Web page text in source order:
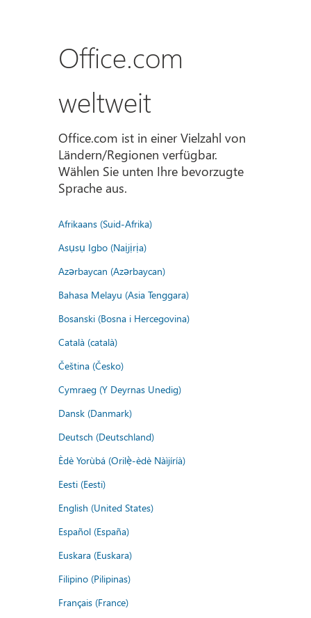
Office.com
weltweit
Office.com ist in einer Vielzahl von
Ländern/Regionen verfügbar.
Wählen Sie unten Ihre bevorzugte
Sprache aus.
Afrikaans (Suid-Afrika)
Asụsụ Igbo (Naịjịrịa)
Azərbaycan (Azərbaycan)
Bahasa Melayu (Asia Tenggara)
Bosanski (Bosna i Hercegovina)
Català (català)
Čeština (Česko)
Cymraeg (Y Deyrnas Unedig)
Dansk (Danmark)
Deutsch (Deutschland)
Èdè Yorùbá (Orilẹ̀-èdè Nàìjíríà)
Eesti (Eesti)
English (United States)
Español (España)
Euskara (Euskara)
Filipino (Pilipinas)
Français (France)